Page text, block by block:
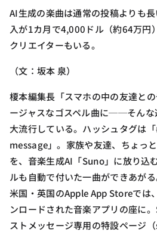
AI生成の楽曲は通常の投稿よりも
入が1カ月で4,000ドル（約64万円
クリエイターもいる。
（文：坂本 泉）
榎本編集長「スマホの中の友達と
ージャスなゴスペル曲に──そんな
大流行している。ハッシュタグは
message」。家族や友達、ちょっ
を、音楽生成AI「Suno」に放り込
ルも自動で付いた一曲ができあがる
米国・英国のApple App Storeでは
ンロードされた音楽アプリの座に
ストメッセージ専用の特設ページ